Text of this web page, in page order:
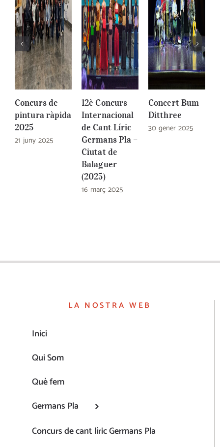
Concurs de
pintura ràpida
2025
21 juny 2025
12è Concurs
Internacional
de Cant Líric
Germans Pla –
Ciutat de
Balaguer
(2025)
16 març 2025
Concert Bum
Ditthree
30 gener 2025
LA NOSTRA WEB
Inici
Qui Som
Què fem
Germans Pla
Concurs de cant líric Germans Pla